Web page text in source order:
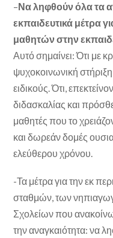
–Να ληφθούν όλα τα
εκπαιδευτικά μέτρα
μαθητών στην
Αυτό σημαίνει: Ότι με
ψυχοκοινωνική
ειδικούς. Ότι,
διδασκαλίας και
μαθητές που το
και δωρεάν δομές
ελεύθερου χρόνου.
-Τα μέτρα για την εκ
σταθμών, των
Σχολείων που
την αναγκαιότητα: να